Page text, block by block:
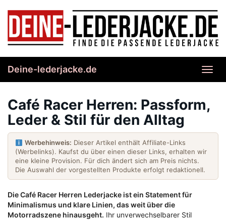
content
Deine-lederjacke.de
Café Racer Herren: Passform,
Leder & Stil für den Alltag
Werbehinweis: Dieser Artikel enthält Affiliate-Links
(Werbelinks). Kaufst du über einen dieser Links, erhalten wir
eine kleine Provision. Für dich ändert sich am Preis nichts.
Die Auswahl der vorgestellten Produkte erfolgt redaktionell.
Die Café Racer Herren Lederjacke ist ein Statement für
Minimalismus und klare Linien, das weit über die
Motorradszene hinausgeht. Ihr unverwechselbarer Stil